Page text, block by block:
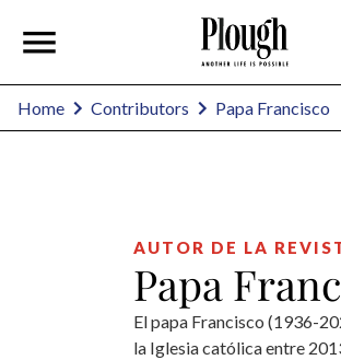
Home Contributors Papa Francisco
AUTOR DE LA
Papa
El papa Francisco (1936-
la Iglesia católicaentre